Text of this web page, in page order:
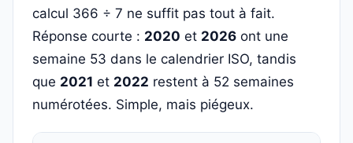
calcul 366 ÷ 7 ne suffit pas tout à fait.
Réponse courte : 2020 et 2026 ont une
semaine 53 dans le calendrier ISO, tandis
que 2021 et 2022 restent à 52 semaines
numérotées. Simple, mais piégeux.